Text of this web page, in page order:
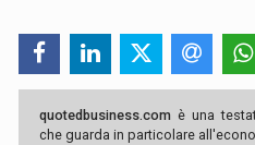
quotedbusiness.com è una
che guarda in particolare